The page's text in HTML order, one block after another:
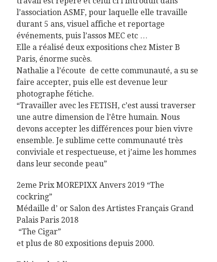
l’association ASMF, pour laquelle elle travaille
durant 5 ans, visuel affiche et reportage
événements, puis l’assos MEC etc …
Elle a réalisé deux expositions chez Mister B
Paris, énorme sucès.
Nathalie a l’écoute de cette communauté, a su se
faire accepter, puis elle est devenue leur
photographe fétiche.
“Travailler avec les FETISH, c’est aussi traverser
une autre dimension de l’être humain. Nous
devons accepter les différences pour bien vivre
ensemble. Je sublime cette communauté très
conviviale et respectueuse, et j’aime les hommes
dans leur seconde peau”
2eme Prix MOREPIXX Anvers 2019 “The
cockring”
Médaille d’ or Salon des Artistes Français Grand
Palais Paris 2018
“The Cigar”
et plus de 80 expositions depuis 2000.